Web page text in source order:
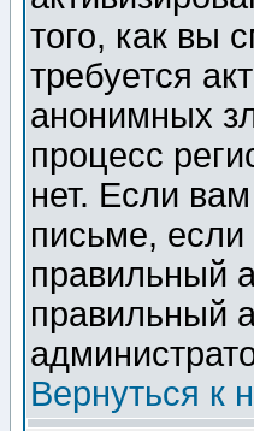
того, как вы
требуется
анонимных
процесс
нет. Если
письме, если
правильный
правильный
Вернуться к